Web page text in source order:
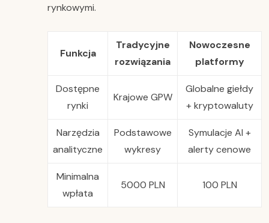
rynkowymi.
Funkcja
Tradycyjne
rozwiązania
Nowoczesne
platformy
Dostępne
rynki
Krajowe GPW
Globalne giełdy
+ kryptowaluty
Narzędzia
analityczne
Podstawowe
wykresy
Symulacje AI +
alerty cenowe
Minimalna
wpłata
5000 PLN 100 PLN